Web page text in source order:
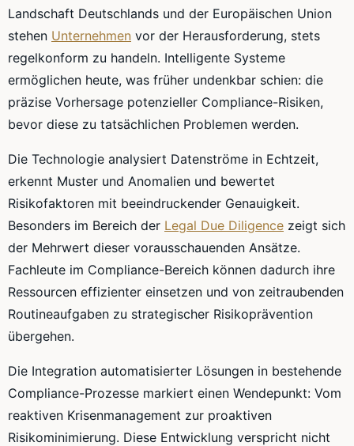
Landschaft Deutschlands und der Europäischen Union
stehen Unternehmen vor der Herausforderung, stets
regelkonform zu handeln. Intelligente Systeme
ermöglichen heute, was früher undenkbar schien: die
präzise Vorhersage potenzieller Compliance-Risiken,
bevor diese zu tatsächlichen Problemen werden.
Die Technologie analysiert Datenströme in Echtzeit,
erkennt Muster und Anomalien und bewertet
Risikofaktoren mit beeindruckender Genauigkeit.
Besonders im Bereich der Legal Due Diligence zeigt sich
der Mehrwert dieser vorausschauenden Ansätze.
Fachleute im Compliance-Bereich können dadurch ihre
Ressourcen effizienter einsetzen und von zeitraubenden
Routineaufgaben zu strategischer Risikoprävention
übergehen.
Die Integration automatisierter Lösungen in bestehende
Compliance-Prozesse markiert einen Wendepunkt: Vom
reaktiven Krisenmanagement zur proaktiven
Risikominimierung. Diese Entwicklung verspricht nicht